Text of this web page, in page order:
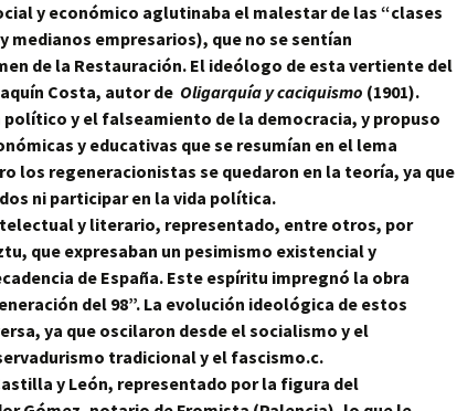
y económico aglutinaba el malestar de las “clases
medianos empresarios), que no se sentían
de la Restauración. El ideólogo de esta vertiente del
Costa, autor de Oligarquía y caciquismo (1901).
político y el falseamiento de la democracia, y propuso
y educativas que se resumían en el lema
los regeneracionistas se quedaron en la teoría, ya que
ni participar en la vida política.
y literario, representado, entre otros, por
que expresaban un pesimismo existencial y
de España. Este espíritu impregnó la obra
del 98”. La evolución ideológica de estos
ya que oscilaron desde el socialismo y el
tradicional y el fascismo.c.
y León, representado por la figura del